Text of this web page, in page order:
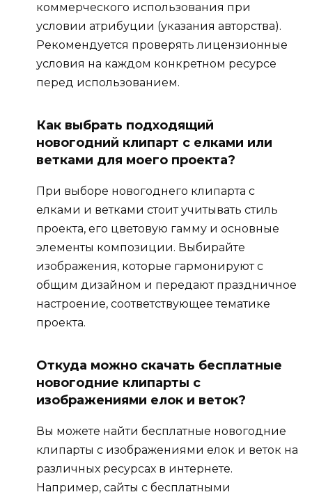
коммерческого использования при
условии атрибуции (указания авторства).
Рекомендуется проверять лицензионные
условия на каждом конкретном ресурсе
перед использованием.
Как выбрать подходящий
новогодний клипарт с елками или
ветками для моего проекта?
При выборе новогоднего клипарта с
елками и ветками стоит учитывать стиль
проекта, его цветовую гамму и основные
элементы композиции. Выбирайте
изображения, которые гармонируют с
общим дизайном и передают праздничное
настроение, соответствующее тематике
проекта.
Откуда можно скачать бесплатные
новогодние клипарты с
изображениями елок и веток?
Вы можете найти бесплатные новогодние
клипарты с изображениями елок и веток на
различных ресурсах в интернете.
Например, сайты с бесплатными